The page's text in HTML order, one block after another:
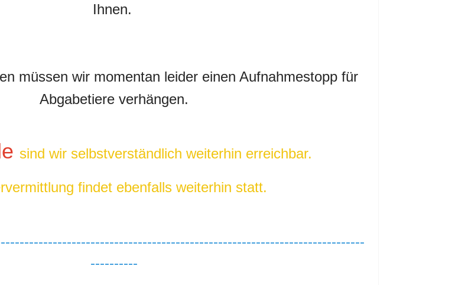
Ihnen.
müssen wir momentan leider einen Aufnahmestopp für
Abgabetiere verhängen.
sind wir selbstverständlich weiterhin erreichbar.
findet ebenfalls weiterhin statt.
----------